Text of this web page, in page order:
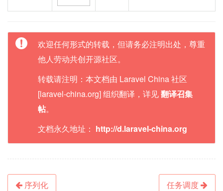
欢迎任何形式的转载，但请务必注明出处，尊重
他人劳动共创开源社区。
转载请注明：本文档由 Laravel China 社区
[laravel-china.org] 组织翻译，详见翻译召集
帖。
文档永久地址： http://d.laravel-china.org
序列化 任务调度